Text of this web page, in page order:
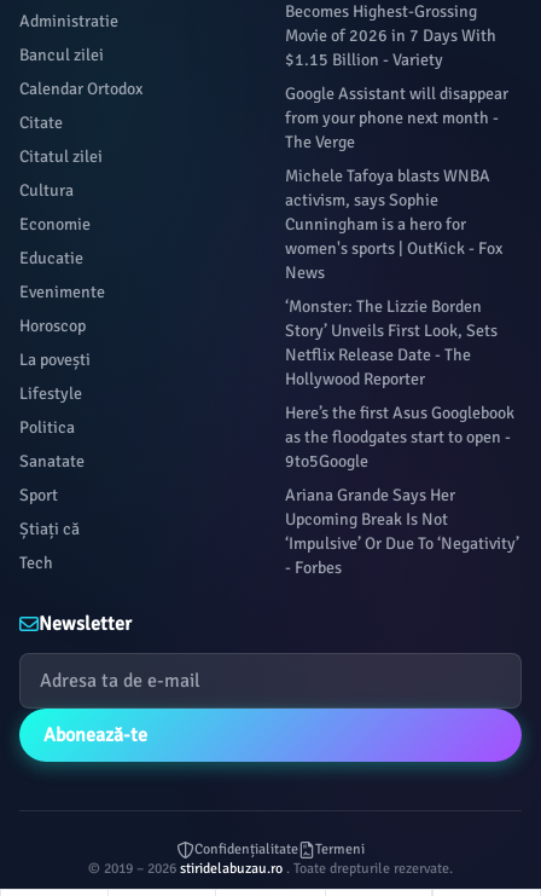
Administratie
Bancul zilei
Calendar Ortodox
Citate
Citatul zilei
Cultura
Economie
Educatie
Evenimente
Horoscop
La povești
Lifestyle
Politica
Sanatate
Sport
Știați că
Tech
Becomes Highest-Grossing
Movie of 2026 in 7 Days With
$1.15 Billion - Variety
Google Assistant will disappear
from your phone next month -
The Verge
Michele Tafoya blasts WNBA
activism, says Sophie
Cunningham is a hero for
women's sports | OutKick - Fox
News
‘Monster: The Lizzie Borden
Story’ Unveils First Look, Sets
Netflix Release Date - The
Hollywood Reporter
Here’s the first Asus Googlebook
as the floodgates start to open -
9to5Google
Ariana Grande Says Her
Upcoming Break Is Not
‘Impulsive’ Or Due To ‘Negativity’
- Forbes
Newsletter
Abonează-te
Confidențialitate
Termeni
© 2019 – 2026 stiridelabuzau.ro . Toate drepturile rezervate.